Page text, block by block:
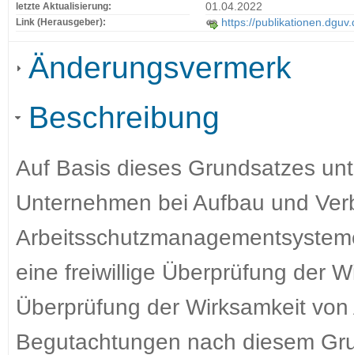
letzte Aktualisierung: 01.04.2022
Link (Herausgeber): https://
Änderungsvermerk
Beschreibung
Auf Basis dieses Grundsatzes
Unternehmen bei Aufbau und
eine freiwillige Überprüfung der
Überprüfung der Wirksamkeit
Begutachtungen nach diesem